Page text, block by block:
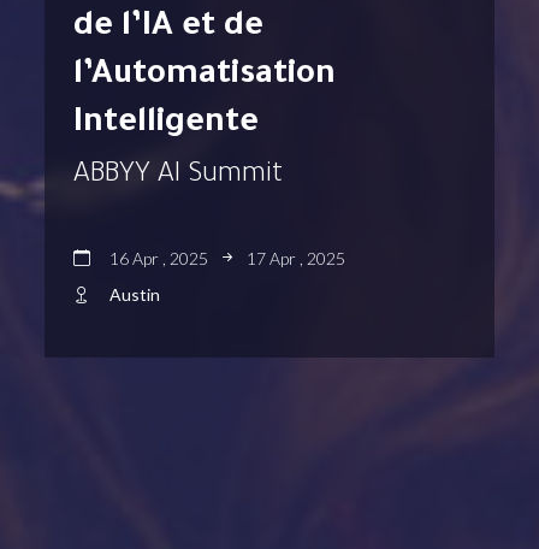
de l’IA et de
l’Automatisation
Intelligente
ABBYY AI Summit
16 Apr , 2025
17 Apr , 2025
Austin